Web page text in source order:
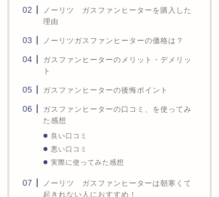
ノーリツ ガスファンヒーターを購入した
理由
ノーリツガスファンヒーターの価格は？
ガスファンヒーターのメリット・デメリッ
ト
ガスファンヒーターの後悔ポイント
ガスファンヒーターの口コミ、を使ってみ
た感想
良い口コミ
悪い口コミ
実際に使ってみた感想
ノーリツ ガスファンヒーターは朝寒くて
起きれない人におすすめ！